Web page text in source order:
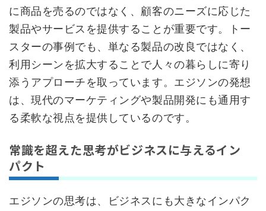
に商品を売るのではなく、顧客のニーズに応じた
製品やサービスを提供することが重要です。トー
スターの事例でも、単なる製品の改良ではなく、
利用シーンを拡大することで人々の暮らしに寄り
添うアプローチを取っています。エジソンの発想
は、現代のマーケティングや製品開発にも通用す
る柔軟な視点を提供しているのです。
常識を超えた思考がビジネスに与えるイン
パクト
エジソンの思考は、ビジネスにも大きなインパク